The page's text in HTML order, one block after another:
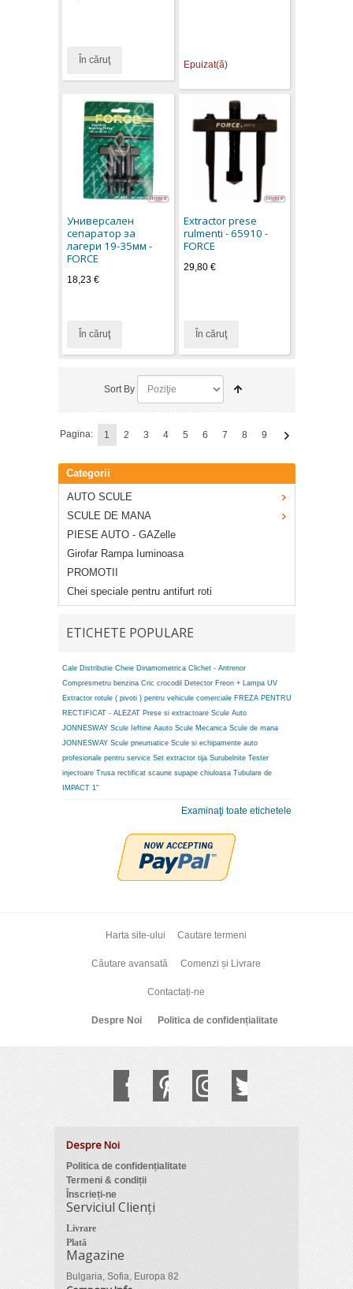
În căruţ Epuizat(ă)
Универсален
сепаратор за
лагери 19-35мм -
FORCE
18,23 €
În căruţ
Extractor prese
rulmenti - 65910 -
FORCE
29,80 €
În căruţ
Sort By
Pagina: 1 2 3 4 5 6 7 8 9
Categorii
AUTO SCULE
SCULE DE MANA
PIESE AUTO - GAZelle
Girofar Rampa Iuminoasa
PROMOTII
Chei speciale pentru antifurt roti
ETICHETE POPULARE
Cale Distributie Cheie Dinamometrica Clichet - Antrenor
Compresmetru benzina Cric crocodil Detector Freon + Lampa UV
Extractor rotule ( pivoti ) pentru vehicule comerciale FREZA PENTRU
RECTIFICAT - ALEZAT Prese si extractoare Scule Auto
JONNESWAY Scule Ieftine Aauto Scule Mecanica Scule de mana
JONNESWAY Scule pneumatice Scule si echipamente auto
profesionale pentru service Set extractor tija Surubelnite Tester
injectoare Trusa rectificat scaune supape chiuloasa Tubulare de
IMPACT 1"
Examinaţi toate etichetele
Harta site-ului Cautare termeni
Căutare avansată Comenzi și Livrare
Contactați-ne
Despre Noi Politica de confidențialitate
Despre Noi
Politica de confidențialitate
Termeni & condiții
Înscrieți-ne
Serviciul Clienți
Livrare
Plată
Magazine
Bulgaria, Sofia, Europa 82